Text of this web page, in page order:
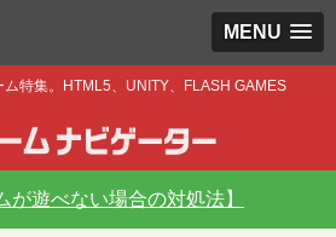
MENU
特集。HTML5、UNITY、FLASH GAMES
が遊べない場合の対処法】